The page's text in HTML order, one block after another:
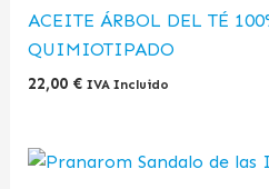
ACEITE ÁRBOL DEL TÉ
QUIMIOTIPADO
22,00 € IVA Incluido